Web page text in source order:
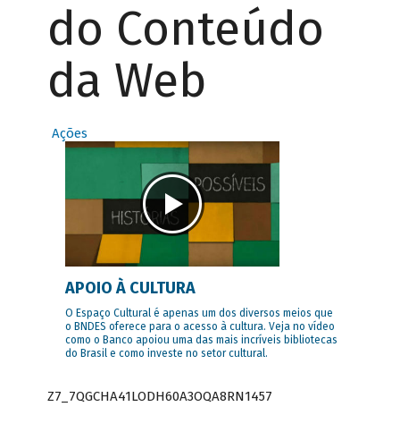
do Conteúdo
da Web
Ações
APOIO À CULTURA
O Espaço Cultural é apenas um dos diversos meios que
o BNDES oferece para o acesso à cultura. Veja no vídeo
como o Banco apoiou uma das mais incríveis bibliotecas
do Brasil e como investe no setor cultural.
Z7_7QGCHA41LODH60A3OQA8RN1457